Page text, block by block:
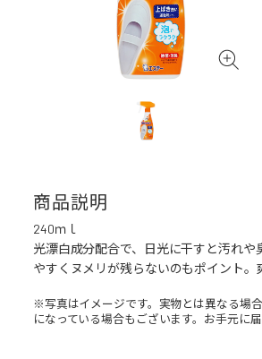
商品説明
240ｍｌ
光漂白成分配合で、日光に干すと汚れ
やすくヌメリが残らないのもポイント。
※写真はイメージです。実物とは異なる場
になっている場合もございます。お手元に